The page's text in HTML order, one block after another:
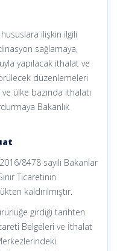
ilişkin ilgili
sağlamaya,
yapılacak ithalat ve
düzenlemeleri
ülke bazında ithalatı
Bakanlık
8478 sayılı Bakanlar
Ticaretinin
kaldırılmıştır.
girdiği tarihten
Belgeleri ve İthalat